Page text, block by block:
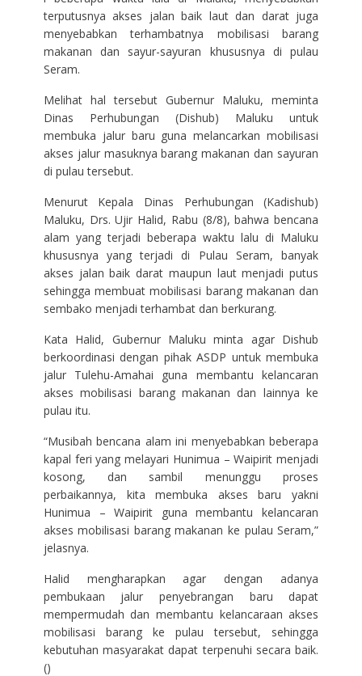
terputusnya akses jalan baik laut dan darat juga
menyebabkan terhambatnya mobilisasi barang
makanan dan sayur-sayuran khususnya di pulau
Seram.
Melihat hal tersebut Gubernur Maluku, meminta
Dinas Perhubungan (Dishub) Maluku untuk
membuka jalur baru guna melancarkan mobilisasi
akses jalur masuknya barang makanan dan sayuran
di pulau tersebut.
Menurut Kepala Dinas Perhubungan (Kadishub)
Maluku, Drs. Ujir Halid, Rabu (8/8), bahwa bencana
alam yang terjadi beberapa waktu lalu di Maluku
khususnya yang terjadi di Pulau Seram, banyak
akses jalan baik darat maupun laut menjadi putus
sehingga membuat mobilisasi barang makanan dan
sembako menjadi terhambat dan berkurang.
Kata Halid, Gubernur Maluku minta agar Dishub
berkoordinasi dengan pihak ASDP untuk membuka
jalur Tulehu-Amahai guna membantu kelancaran
akses mobilisasi barang makanan dan lainnya ke
pulau itu.
“Musibah bencana alam ini menyebabkan beberapa
kapal feri yang melayari Hunimua – Waipirit menjadi
kosong, dan sambil menunggu proses
perbaikannya, kita membuka akses baru yakni
Hunimua – Waipirit guna membantu kelancaran
akses mobilisasi barang makanan ke pulau Seram,”
jelasnya.
Halid mengharapkan agar dengan adanya
pembukaan jalur penyebrangan baru dapat
mempermudah dan membantu kelancaraan akses
mobilisasi barang ke pulau tersebut, sehingga
kebutuhan masyarakat dapat terpenuhi secara baik.
()